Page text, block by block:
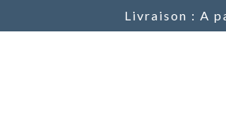
Livraison : A